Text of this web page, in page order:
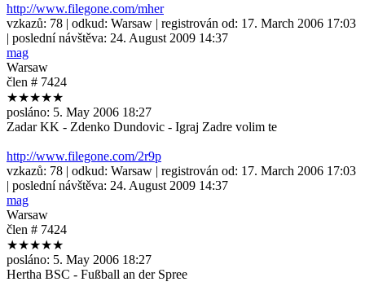
http://www.filegone.com/mher
vzkazů: 78 | odkud: Warsaw | registrován od: 17. March 2006 17:03
| poslední návštěva: 24. August 2009 14:37
mag
Warsaw
člen # 7424
★★★★★
posláno: 5. May 2006 18:27
Zadar KK - Zdenko Dundovic - Igraj Zadre volim te
http://www.filegone.com/2r9p
vzkazů: 78 | odkud: Warsaw | registrován od: 17. March 2006 17:03
| poslední návštěva: 24. August 2009 14:37
mag
Warsaw
člen # 7424
★★★★★
posláno: 5. May 2006 18:27
Hertha BSC - Fußball an der Spree